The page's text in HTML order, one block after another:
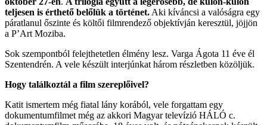
teljesen is érthető belőlük a történet. Aki kíváncsi a valóságra egy
páratlanul őszinte és költői filmrendező objektívján keresztül, jöjjön
a P’Art Moziba.
Sok szempontból felejthetetlen élmény lesz. Varga Ágota 11 éve él
Szentendrén. A vele készült interjúnkat három részletben közöljük.
Hogy találkoztál a film szereplőivel?
Katit ismertem még fiatal lány korából, vele forgattam egy
dokumentumfilmet még az akkori Magyar televízió HÁLÓ c.